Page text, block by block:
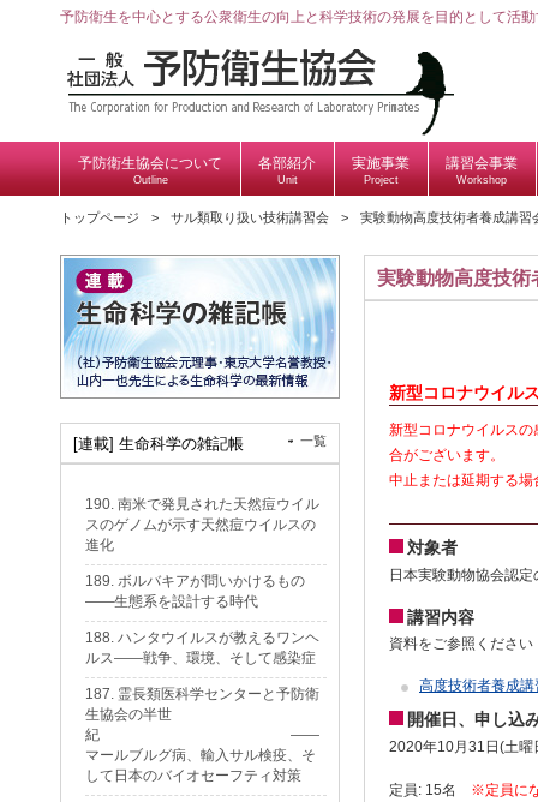
予防衛生を中心とする公衆衛生の向上と科学技術の発展を目的として活
予防衛生協会について
Outline
各部紹介
Unit
実施事業
Project
講習会事業
Workshop
トップページ サル類取り扱い技術講習会 実験動物高度技術者養成講習
実験動物高度技術
新型コロナウイル
新型コロナウイルス
合がございます。
中止または延期する
対象者
日本実験動物協会認
講習内容
資料をご参照ください
高度技術者養成
開催日、申し込
2020年10月31日(土
定員: 15名 ※定員に
[連載] 生命科学の雑記帳 一覧
190. 南米で発見された天然痘ウイル
スのゲノムが示す天然痘ウイルスの
進化
189. ボルバキアが問いかけるもの
——生態系を設計する時代
188. ハンタウイルスが教えるワンヘ
ルス——戦争、環境、そして感染症
187. 霊長類医科学センターと予防衛
生協会の半世
紀 ——
マールブルグ病、輸入サル検疫、そ
して日本のバイオセーフティ対策